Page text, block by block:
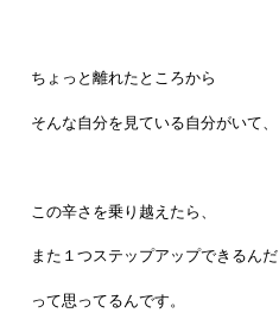
ちょっと離れたところから
そんな自分を見ている自分がいて、
この辛さを乗り越えたら、
また１つステップアップできるんだ
って思ってるんです。